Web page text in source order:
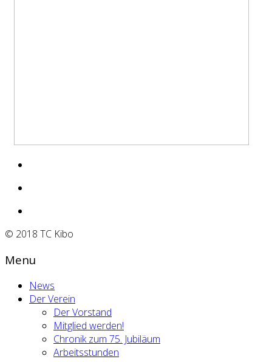
© 2018 TC Kibo
Menu
News
Der Verein
Der Vorstand
Mitglied werden!
Chronik zum 75. Jubiläum
Arbeitsstunden